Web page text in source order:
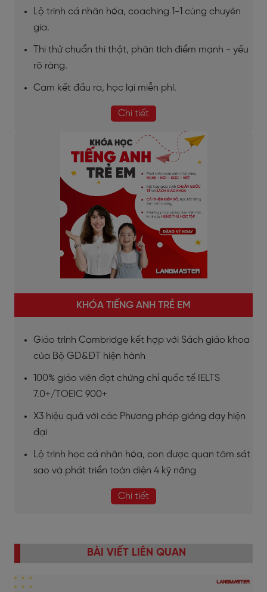
Lộ trình cá nhân hóa, coaching 1-1 cùng chuyên
gia.
Thi thử chuẩn thi thật, phân tích điểm mạnh - yếu
rõ ràng.
Cam kết đầu ra, học lại miễn phí.
Chi tiết
KHÓA TIẾNG ANH TRẺ EM
Giáo trình Cambridge kết hợp với Sách giáo khoa
của Bộ GD&ĐT hiện hành
100% giáo viên đạt chứng chỉ quốc tế IELTS
7.0+/TOEIC 900+
X3 hiệu quả với các Phương pháp giảng dạy hiện
đại
Lộ trình học cá nhân hóa, con được quan tâm sát
sao và phát triển toàn diện 4 kỹ năng
Chi tiết
BÀI VIẾT LIÊN QUAN